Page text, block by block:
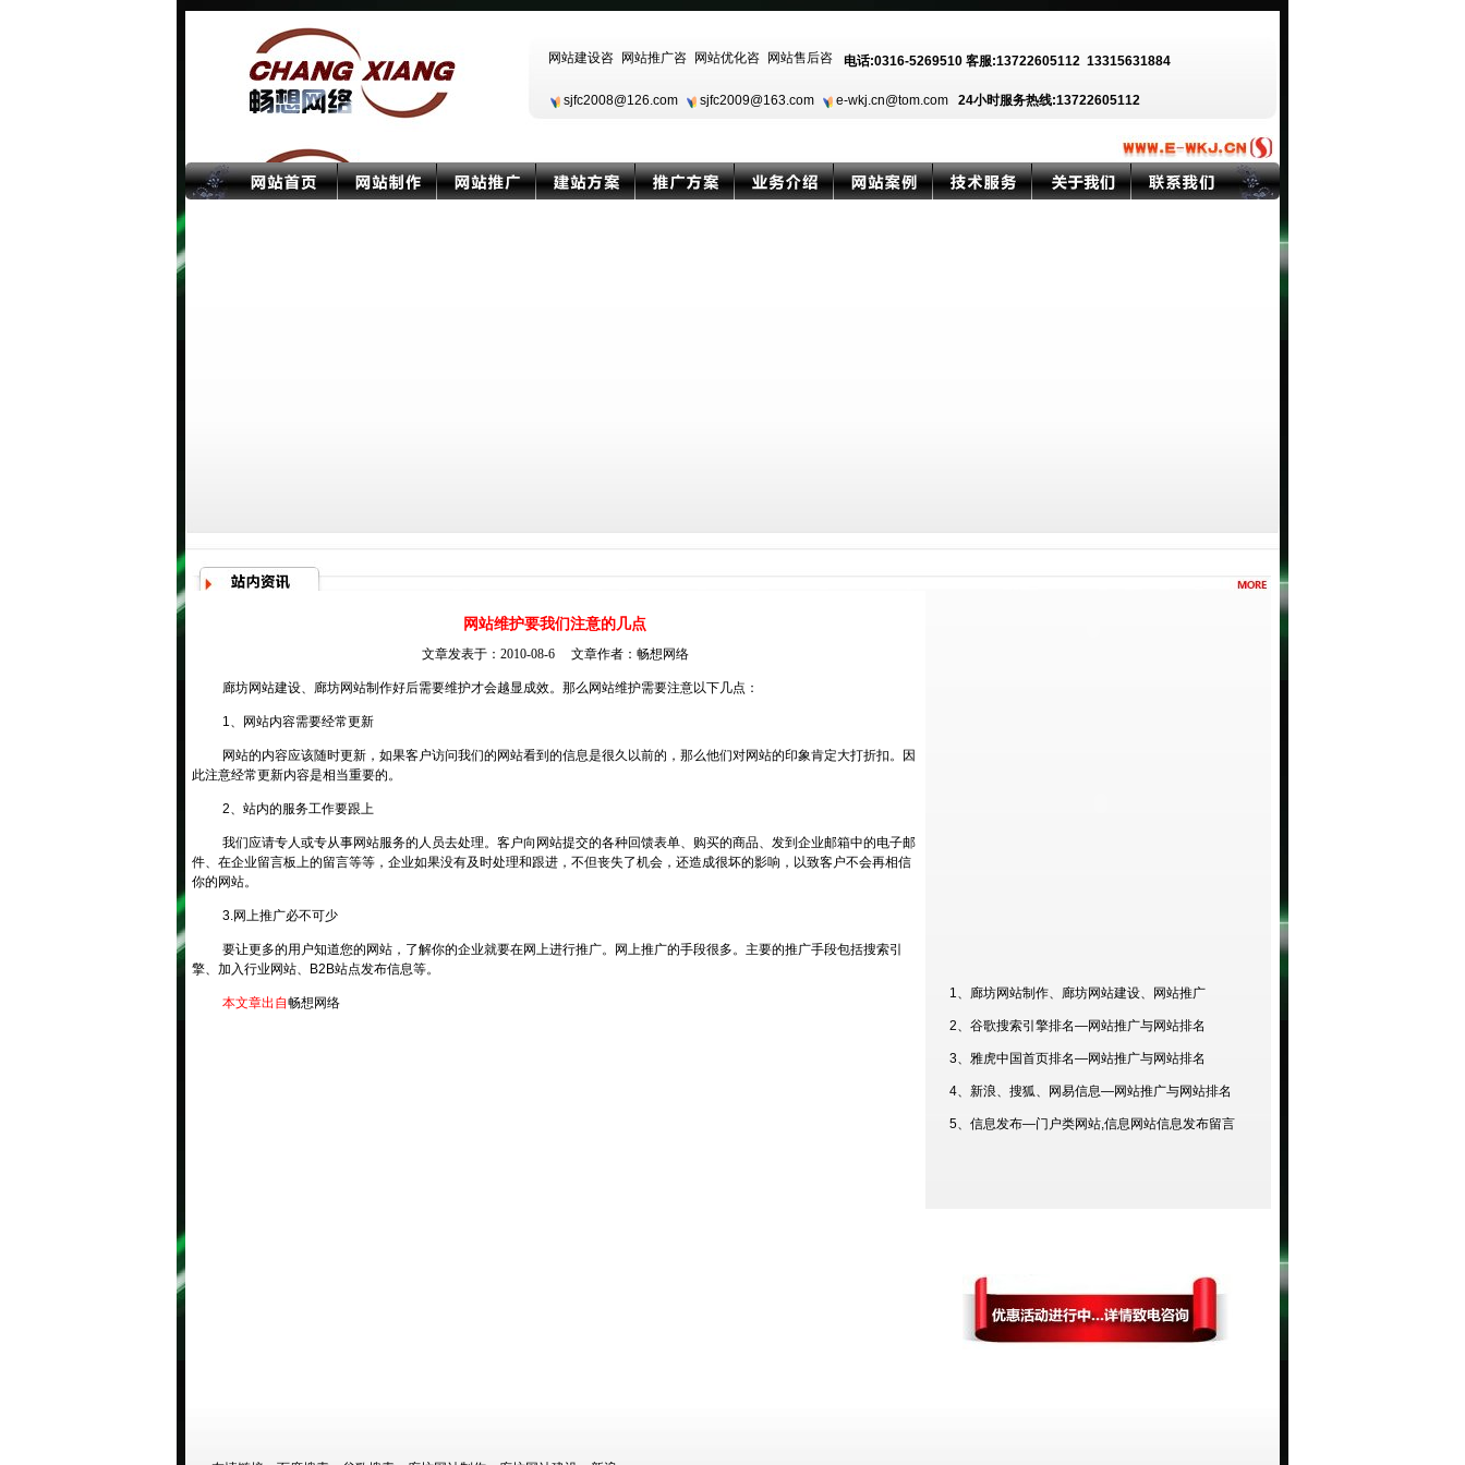
电话:0316-5269510 客服:13722605112 13315631884
sjfc2008@126.com sjfc2009@163.com e-wkj.cn@tom.com 24小时服务热线:13722605112
网站维护要我们注意的几点
文章发表于：2010-08-6 文章作者： 畅想网络
廊坊网站建设、 廊坊网站制作好后需要维护才会越显成效。那么 网站维护需要注意以下几点：
1、网站内容需要经常更新
网站的内容应该随时更新，如果客户访问我们的网站看到的信息是很久以前的，那么他们对网站的印象肯定大打折扣。因
此注意经常更新内容是相当重要的。
2、站内的服务工作要跟上
我们应请专人或专从事网站服务的人员去处理。客户向网站提交的各种回馈表单、购买的商品、发到企业邮箱中的电子邮
件、在企业留言板上的留言等等，企业如果没有及时处理和跟进，不但丧失了机会，还造成很坏的影响，以致客户不会再相信
你的网站。
3.网上推广必不可少
要让更多的用户知道您的网站，了解你的企业就要在网上进行推广。网上推广的手段很多。主要的推广手段包括搜索引
擎、加入行业网站、B2B站点发布信息等。
本文章出自畅想网络
1、廊坊网站制作、廊坊网站建设、网站推广
2、谷歌搜索引擎排名—网站推广与网站排名
3、雅虎中国首页排名—网站推广与网站排名
4、新浪、搜狐、网易信息—网站推广与网站排名
5、信息发布—门户类网站,信息网站信息发布留言